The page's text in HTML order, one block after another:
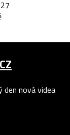
den nová videa